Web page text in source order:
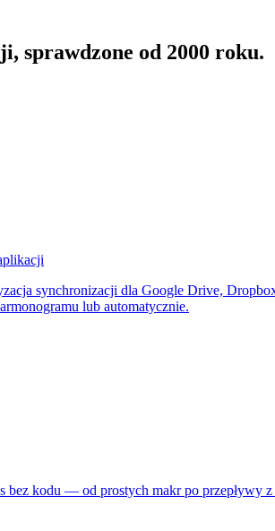
sprawdzone od 2000 roku.
synchronizacji dla Google Drive,
lub automatycznie.
bez kodu — od prostych makr po